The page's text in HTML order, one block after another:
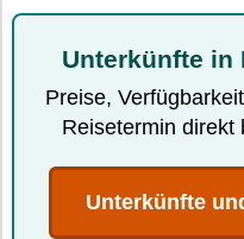
Unterkünfte in
Preise,
Reisetermin direkt
Unterkünfte